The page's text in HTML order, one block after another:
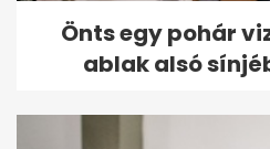
Önts egy pohár
ablak alsó